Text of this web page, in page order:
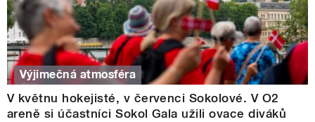
Výjimečná atmosféra
V květnu hokejisté, v červenci Sokolové. V O2
areně si účastníci Sokol Gala užili ovace diváků